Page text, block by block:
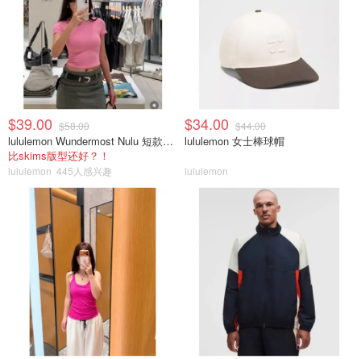
$39.00 $58.00
lululemon Wundermost Nulu 短款圆领T恤
比skims版型还好？！
lululemon 445人感兴趣
$34.00 $44.00
lululemon 女士棒球帽
lululemon